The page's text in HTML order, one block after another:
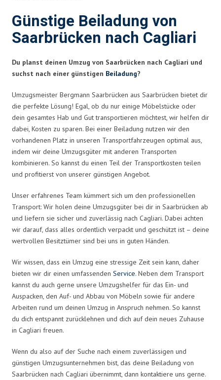
Günstige Beiladung von
Saarbrücken nach Cagliari
Du planst deinen Umzug von Saarbrücken nach Cagliari und
suchst nach einer günstigen Beiladung?
Umzugsmeister Bergmann Saarbrücken aus Saarbrücken bietet dir
die perfekte Lösung! Egal, ob du nur einige Möbelstücke oder
dein gesamtes Hab und Gut transportieren möchtest, wir helfen dir
dabei, Kosten zu sparen. Bei einer Beiladung nutzen wir den
vorhandenen Platz in unseren Transportfahrzeugen optimal aus,
indem wir deine Umzugsgüter mit anderen Transporten
kombinieren. So kannst du einen Teil der Transportkosten teilen
und profitierst von unserer günstigen Angebot.
Unser erfahrenes Team kümmert sich um den professionellen
Transport: Wir holen deine Umzugsgüter bei dir in Saarbrücken ab
und liefern sie sicher und zuverlässig nach Cagliari. Dabei achten
wir darauf, dass alles ordentlich verpackt und geschützt ist – deine
wertvollen Besitztümer sind bei uns in guten Händen.
Wir wissen, dass ein Umzug eine stressige Zeit sein kann, daher
bieten wir dir einen umfassenden Service. Neben dem Transport
kannst du auch gerne unsere Umzugshelfer für das Ein- und
Auspacken, den Auf- und Abbau von Möbeln sowie für andere
Arbeiten rund um deinen Umzug in Anspruch nehmen. So kannst
du dich entspannt zurücklehnen und dich auf dein neues Zuhause
in Cagliari freuen.
Wenn du also auf der Suche nach einem zuverlässigen und
günstigen Umzugsunternehmen bist, das deine Beiladung von
Saarbrücken nach Cagliari übernimmt, dann kontaktiere uns gerne.